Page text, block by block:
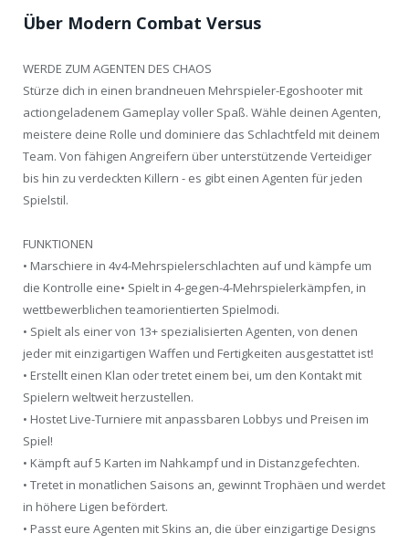
Über Modern Combat Versus
WERDE ZUM AGENTEN DES CHAOS
Stürze dich in einen brandneuen Mehrspieler-Egoshooter mit
actiongeladenem Gameplay voller Spaß. Wähle deinen Agenten,
meistere deine Rolle und dominiere das Schlachtfeld mit deinem
Team. Von fähigen Angreifern über unterstützende Verteidiger
bis hin zu verdeckten Killern - es gibt einen Agenten für jeden
Spielstil.
FUNKTIONEN
• Marschiere in 4v4-Mehrspielerschlachten auf und kämpfe um
die Kontrolle eine• Spielt in 4-gegen-4-Mehrspielerkämpfen, in
wettbewerblichen teamorientierten Spielmodi.
• Spielt als einer von 13+ spezialisierten Agenten, von denen
jeder mit einzigartigen Waffen und Fertigkeiten ausgestattet ist!
• Erstellt einen Klan oder tretet einem bei, um den Kontakt mit
Spielern weltweit herzustellen.
• Hostet Live-Turniere mit anpassbaren Lobbys und Preisen im
Spiel!
• Kämpft auf 5 Karten im Nahkampf und in Distanzgefechten.
• Tretet in monatlichen Saisons an, gewinnt Trophäen und werdet
in höhere Ligen befördert.
• Passt eure Agenten mit Skins an, die über einzigartige Designs